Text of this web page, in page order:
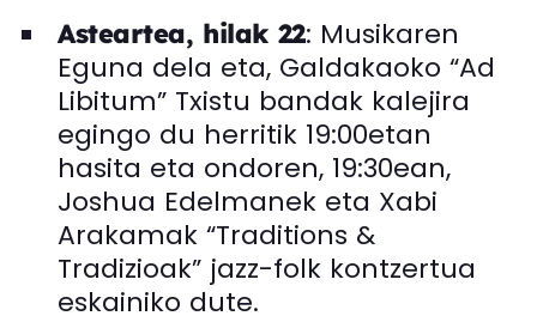
Asteartea, hilak 22: Musikaren
Eguna dela eta, Galdakaoko “Ad
Libitum” Txistu bandak kalejira
egingo du herritik 19:00etan
hasita eta ondoren, 19:30ean,
Joshua Edelmanek eta Xabi
Arakamak “Traditions &
Tradizioak” jazz-folk kontzertua
eskainiko dute.